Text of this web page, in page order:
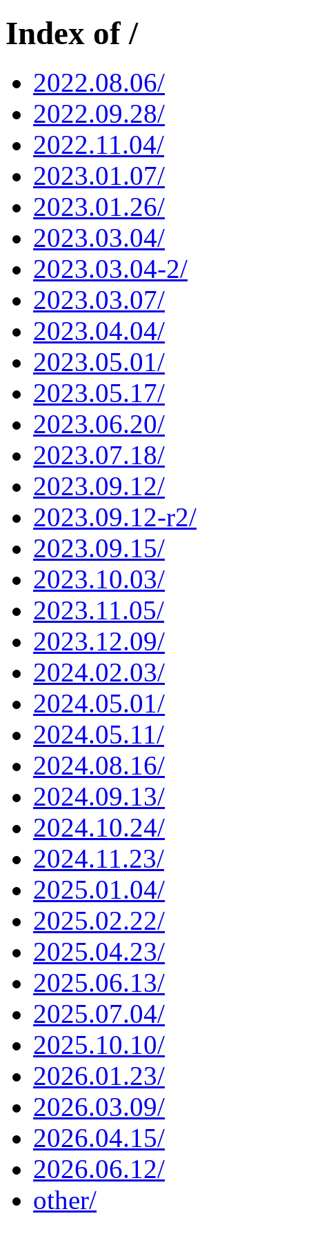
Index of /
2022.08.06/
2022.09.28/
2022.11.04/
2023.01.07/
2023.01.26/
2023.03.04/
2023.03.04-2/
2023.03.07/
2023.04.04/
2023.05.01/
2023.05.17/
2023.06.20/
2023.07.18/
2023.09.12/
2023.09.12-r2/
2023.09.15/
2023.10.03/
2023.11.05/
2023.12.09/
2024.02.03/
2024.05.01/
2024.05.11/
2024.08.16/
2024.09.13/
2024.10.24/
2024.11.23/
2025.01.04/
2025.02.22/
2025.04.23/
2025.06.13/
2025.07.04/
2025.10.10/
2026.01.23/
2026.03.09/
2026.04.15/
2026.06.12/
other/